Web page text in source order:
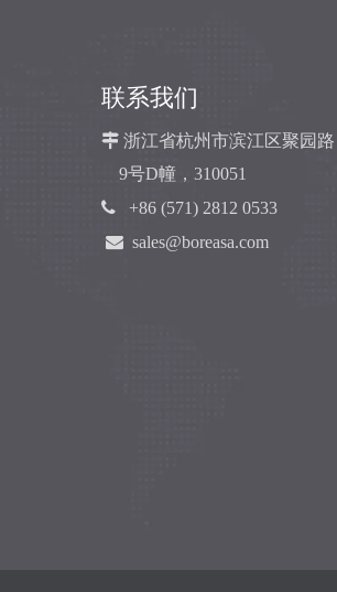
联系我们
 浙江省杭州市滨江区聚园路
9号D幢，310051
 +86 (571) 2812 0533
 sales@boreasa.com